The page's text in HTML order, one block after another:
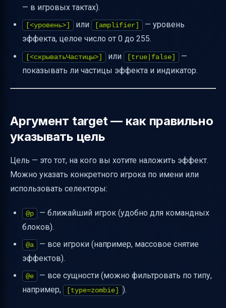
— в игровых тактах).
[<уровень>] или [amplifier]
— уровень
эффекта, целое число от 0 до 255.
[<скрыватьЧастицы>] или [true|false]
—
показывать ли частицы эффекта и индикатор.
Аргумент target — как правильно
указывать цель
Цель — это тот, на кого вы хотите наложить эффект.
Можно указать конкретного игрока по имени или
использовать селекторы:
@p
— ближайший игрок (удобно для командных
блоков).
@a
— все игроки (например, массовое снятие
эффектов).
@e
— все сущности (можно фильтровать по типу,
например,
[type=zombie] ).